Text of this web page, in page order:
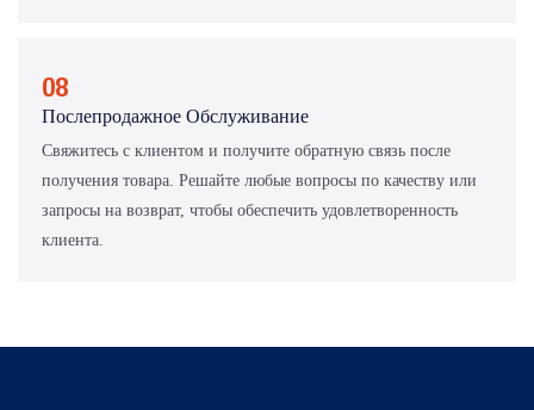
08
Послепродажное Обслуживание
Свяжитесь с клиентом и получите обратную связь после
получения товара. Решайте любые вопросы по качеству или
запросы на возврат, чтобы обеспечить удовлетворенность
клиента.